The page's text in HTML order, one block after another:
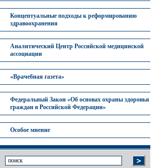
Концептуальные подходы к реформированию
здравоохранения
Аналитический Центр Российской медицинской
ассоциации
«Врачебная газета»
Федеральный Закон «Об основах охраны здоровья
граждан в Российской Федерации»
Особое мнение